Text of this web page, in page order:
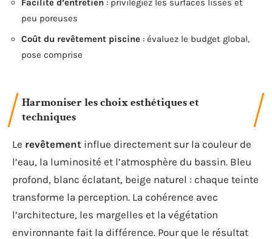
Facilité d’entretien : privilégiez les surfaces lisses et
peu poreuses
Coût du revêtement piscine : évaluez le budget global,
pose comprise
Harmoniser les choix esthétiques et
techniques
Le revêtement influe directement sur la couleur de
l’eau, la luminosité et l’atmosphère du bassin. Bleu
profond, blanc éclatant, beige naturel : chaque teinte
transforme la perception. La cohérence avec
l’architecture, les margelles et la végétation
environnante fait la différence. Pour que le résultat